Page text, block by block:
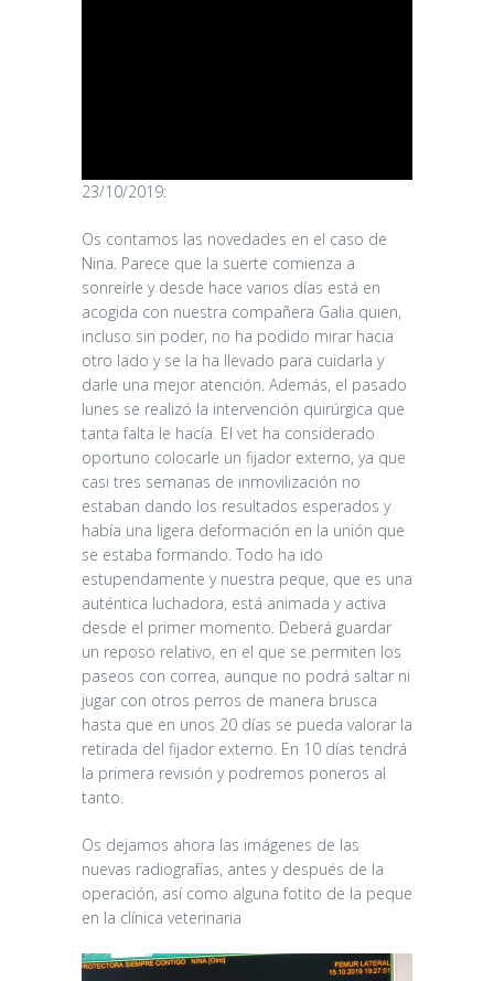
23/10/2019:
Os contamos las novedades en el caso de
Nina. Parece que la suerte comienza a
sonreírle y desde hace varios días está en
acogida con nuestra compañera Galia quien,
incluso sin poder, no ha podido mirar hacia
otro lado y se la ha llevado para cuidarla y
darle una mejor atención. Además, el pasado
lunes se realizó la intervención quirúrgica que
tanta falta le hacía. El vet ha considerado
oportuno colocarle un fijador externo, ya que
casi tres semanas de inmovilización no
estaban dando los resultados esperados y
había una ligera deformación en la unión que
se estaba formando. Todo ha ido
estupendamente y nuestra peque, que es una
auténtica luchadora, está animada y activa
desde el primer momento. Deberá guardar
un reposo relativo, en el que se permiten los
paseos con correa, aunque no podrá saltar ni
jugar con otros perros de manera brusca
hasta que en unos 20 días se pueda valorar la
retirada del fijador externo. En 10 días tendrá
la primera revisión y podremos poneros al
tanto.
Os dejamos ahora las imágenes de las
nuevas radiografías, antes y después de la
operación, así como alguna fotito de la peque
en la clínica veterinaria